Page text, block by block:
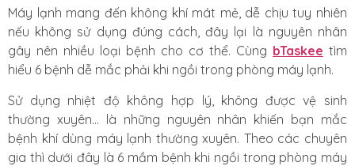
Máy lạnh mang đến không khí mát mẻ, dễ chịu tuy nhiên
nếu không sử dụng đúng cách, đây lại là nguyên nhân
gây nên nhiều loại bệnh cho cơ thể. Cùng bTaskee tìm
hiểu 6 bệnh dễ mắc phải khi ngồi trong phòng máy lạnh.
Sử dụng nhiệt độ không hợp lý, không được vệ sinh
thường xuyên… là những nguyên nhân khiến bạn mắc
bệnh khí dùng máy lạnh thường xuyên. Theo các chuyên
gia thì dưới đây là 6 mầm bệnh khi ngồi trong phòng máy